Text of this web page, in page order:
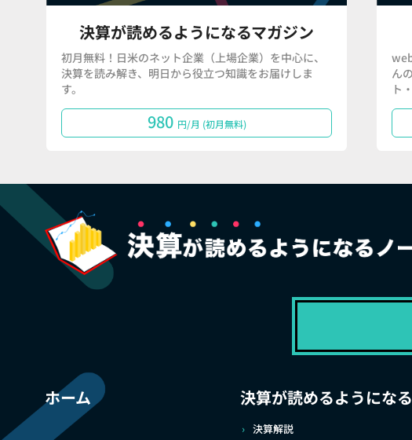
決算が読めるようになるマガジン
初月無料！日米のネット企業（上場企業）を中心に、
決算を読み解き、明日から役立つ知識をお届けしま
す。
980 円/月 (初月無料)
ん
ト
ホーム 決算が読めるようにな
決算解説